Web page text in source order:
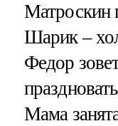
Матроскин
Шарик –
Федор
Мама